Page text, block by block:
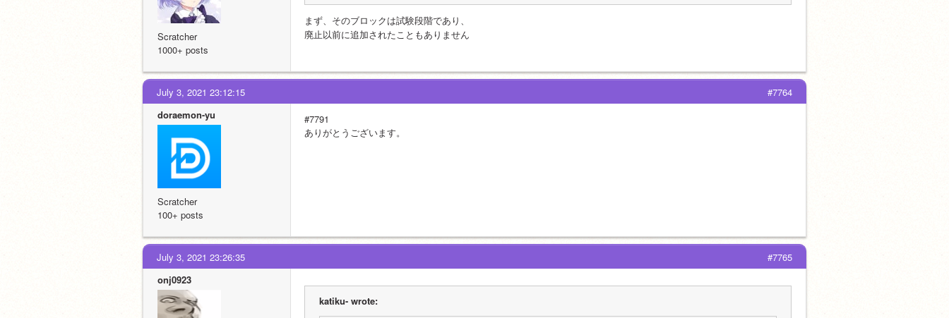
Scratcher
1000+ posts
まず、そのブロックは試験段階であり、
廃止以前に追加されたこともありません
#7764
July 3, 2021 23:12:15
doraemon-yu
Scratcher
100+ posts
#7791
ありがとうございます。
#7765
July 3, 2021 23:26:35
onj0923
katiku- wrote: